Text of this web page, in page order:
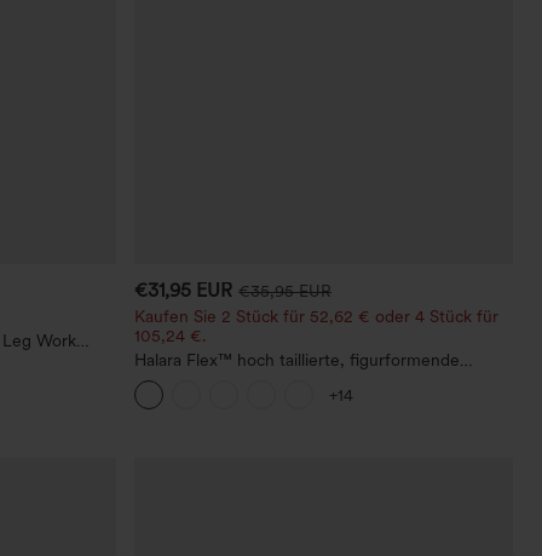
Work
€31,95 EUR €35,95 EUR
Kaufen Sie 2 Stück für 52,62 € oder 4 Stück für
105,24 €.
Halara Flex™ hoch taillierte, figurformende
Arbeitshose, die die Taille schmaler wirken lässt,
mit Taschen, weitem Bein und Mikro-
+14